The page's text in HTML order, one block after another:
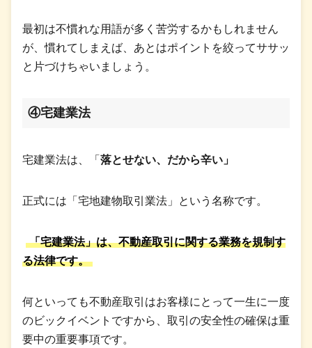
最初は不慣れな用語が多く苦労するかもしれません
が、慣れてしまえば、あとはポイントを絞ってササッ
と片づけちゃいましょう。
④宅建業法
宅建業法は、「 落とせない、だから辛い」
正式には「宅地建物取引業法」という名称です。
「宅建業法」は、不動産取引に関する業務を規制す
る法律です。
何といっても不動産取引はお客様にとって一生に一度
のビックイベントですから、取引の安全性の確保は重
要中の重要事項です。